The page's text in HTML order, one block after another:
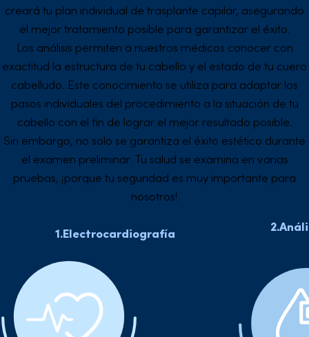
creará tu plan individual de trasplante capilar, asegurando
el mejor tratamiento posible para garantizar el éxito.
Los análisis permiten a nuestros médicos conocer con
exactitud la estructura de tu cabello y el estado de tu cuero
cabelludo. Este conocimiento se utiliza para adaptar los
pasos individuales del procedimiento a la situación de tu
cabello con el fin de lograr el mejor resultado posible.
Sin embargo, no solo se garantiza el éxito estético durante
el examen preliminar. Tu salud se examina en varias
pruebas, ¡porque tu seguridad es muy importante para
nosotros!
1.Electrocardiografía